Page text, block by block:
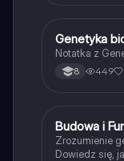
GBiologia
Notatka z
8 449
BBiologia
Budowa i
Zrozumienie
Dowiedz się,